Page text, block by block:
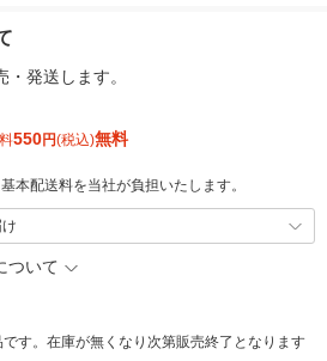
・発送します。
550円(税込)無料
本配送料を当社が負担いたします。
ついて
す。在庫が無くなり次第販売終了となります